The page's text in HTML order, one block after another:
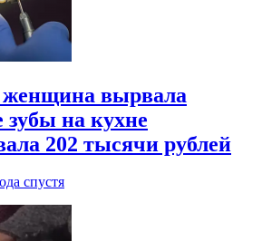
женщина вырвала
зубы на кухне
202 тысячи рублей
спустя